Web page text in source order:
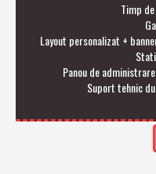
Timp
Layout personalizat +
Panou de
Suport tehnic